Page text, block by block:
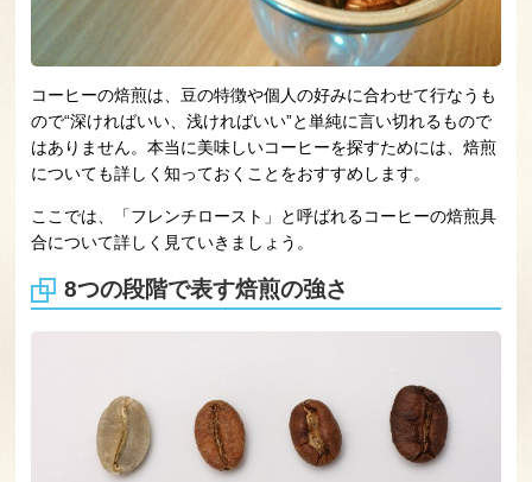
コーヒーの焙煎は、豆の特徴や個人の好みに合わせて行なうも
ので“深ければいい、浅ければいい”と単純に言い切れるもので
はありません。本当に美味しいコーヒーを探すためには、焙煎
についても詳しく知っておくことをおすすめします。
ここでは、「フレンチロースト」と呼ばれるコーヒーの焙煎具
合について詳しく見ていきましょう。
8つの段階で表す焙煎の強さ